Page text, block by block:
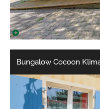
Bungalow Cocoon